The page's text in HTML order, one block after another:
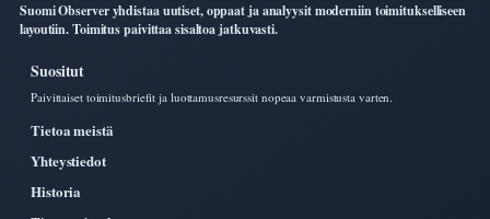
Suomi Observer yhdistaa uutiset, oppaat ja analyysit moderniin toimitukselliseen
layoutiin. Toimitus paivittaa sisaltoa jatkuvasti.
Suositut
Paivittaiset toimitusbriefit ja luottamusresurssit nopeaa varmistusta varten.
Tietoa meistä
Yhteystiedot
Historia